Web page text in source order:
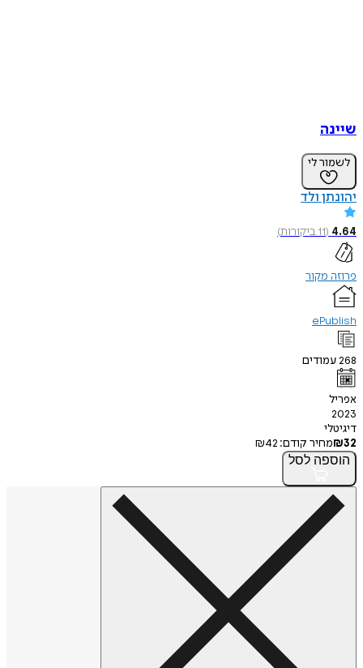
שיינה
לשמור לי
יהונתן ולד
4.64
(
11ביקורות)
פרוזה מקור
ePublish
268עמודים
אפריל
2023
דיגיטלי
₪32 מחיר קודם: ₪42
הוספה לסל